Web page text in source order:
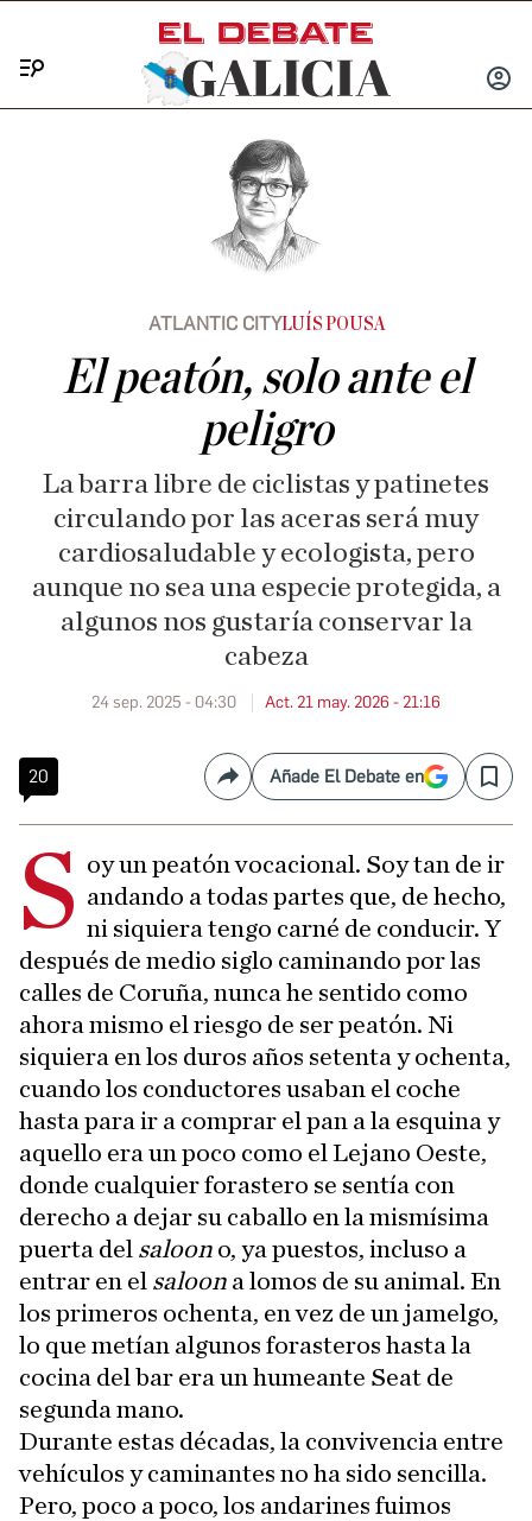
INICIAR
ATLANTIC CITYLUÍS POUSA
El peatón, solo ante el
peligro
La barra libre de ciclistas y patinetes
circulando por las aceras será muy
cardiosaludable y ecologista, pero
aunque no sea una especie protegida, a
algunos nos gustaría conservar la
cabeza
24 sep. 2025 - 04:30 Act. 21 may. 2026 - 21:16
20 CompartirAñade El Debate en Save
S oy un peatón vocacional. Soy tan de ir
andando a todas partes que, de hecho,
ni siquiera tengo carné de conducir. Y
después de medio siglo caminando por las
calles de Coruña, nunca he sentido como
ahora mismo el riesgo de ser peatón. Ni
siquiera en los duros años setenta y ochenta,
cuando los conductores usaban el coche
hasta para ir a comprar el pan a la esquina y
aquello era un poco como el Lejano Oeste,
donde cualquier forastero se sentía con
derecho a dejar su caballo en la mismísima
puerta del saloon o, ya puestos, incluso a
entrar en el saloon a lomos de su animal. En
los primeros ochenta, en vez de un jamelgo,
lo que metían algunos forasteros hasta la
cocina del bar era un humeante Seat de
segunda mano.
Durante estas décadas, la convivencia entre
vehículos y caminantes no ha sido sencilla.
Pero, poco a poco, los andarines fuimos